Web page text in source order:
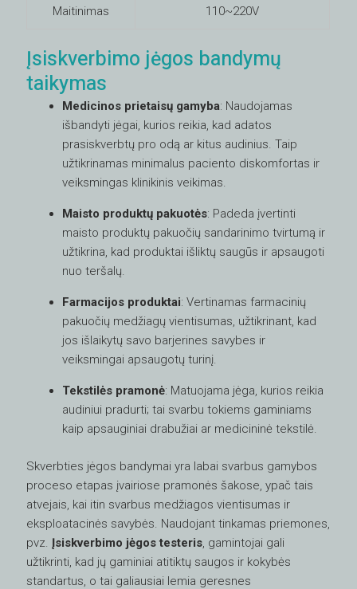
Maitinimas 110~220V
Įsiskverbimo jėgos bandymų
taikymas
Medicinos prietaisų gamyba: Naudojamas
išbandyti jėgai, kurios reikia, kad adatos
prasiskverbtų pro odą ar kitus audinius. Taip
užtikrinamas minimalus paciento diskomfortas ir
veiksmingas klinikinis veikimas.
Maisto produktų pakuotės: Padeda įvertinti
maisto produktų pakuočių sandarinimo tvirtumą ir
užtikrina, kad produktai išliktų saugūs ir apsaugoti
nuo teršalų.
Farmacijos produktai: Vertinamas farmacinių
pakuočių medžiagų vientisumas, užtikrinant, kad
jos išlaikytų savo barjerines savybes ir
veiksmingai apsaugotų turinį.
Tekstilės pramonė: Matuojama jėga, kurios reikia
audiniui pradurti; tai svarbu tokiems gaminiams
kaip apsauginiai drabužiai ar medicininė tekstilė.
Skverbties jėgos bandymai yra labai svarbus gamybos
proceso etapas įvairiose pramonės šakose, ypač tais
atvejais, kai itin svarbus medžiagos vientisumas ir
eksploatacinės savybės. Naudojant tinkamas priemones,
pvz. Įsiskverbimo jėgos testeris, gamintojai gali
užtikrinti, kad jų gaminiai atitiktų saugos ir kokybės
standartus, o tai galiausiai lemia geresnes